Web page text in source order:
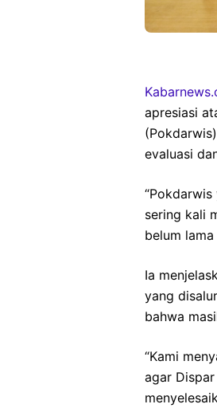
apresiasi
evaluasi
sering kali
belum lama
Ia
yang
bahwa
“Kami
agar